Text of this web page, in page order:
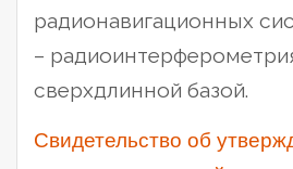
радионавигационных
–
сверхдлинной базой.
Свидетельство об